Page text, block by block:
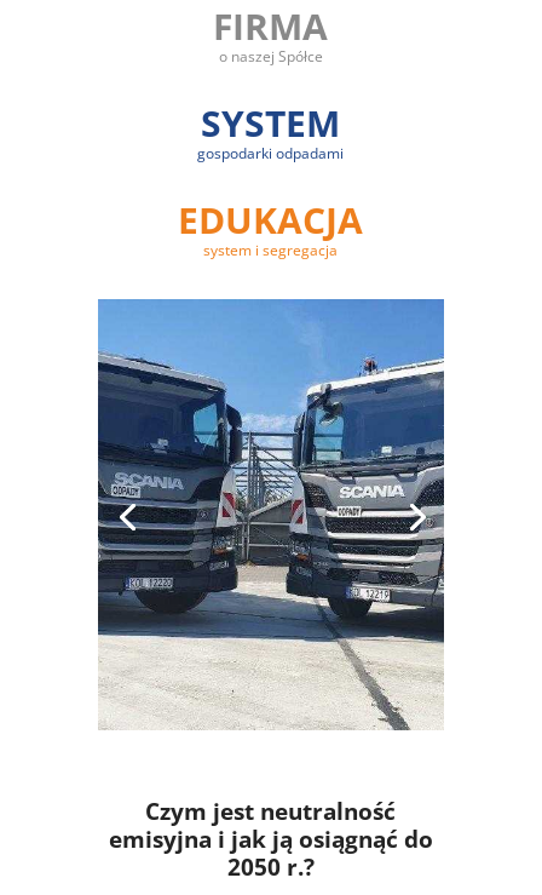
FIRMA
o naszej Spółce
SYSTEM
gospodarki odpadami
EDUKACJA
system i segregacja
SYSTEM
Czym jest neutralność
emisyjna i jak ją osiągnąć do
2050 r.?